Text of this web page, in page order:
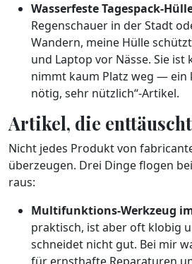
Wasserfeste Tagespack-
Regenschauer in der Stadt
Wandern, meine Hülle
und Laptop vor Nässe. Sie
nimmt kaum Platz weg — ein
nötig, sehr nützlich“-Artikel.
Artikel, die
Nicht jedes Produkt von
überzeugen. Drei Dinge flogen
raus:
Multifunktions-Werkzeug
praktisch, ist aber oft klobig
schneidet nicht gut. Bei mir